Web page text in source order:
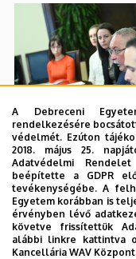
A Debreceni
rendelkezésére
védelmét. Ezúton
2018. május 25.
Adatvédelmi
beépítette a GDPR
tevékenységébe. A
Egyetem korábban is
érvényben lévő
követve frissítettük
alábbi linkre kattintva
Kancellária WAV Központ